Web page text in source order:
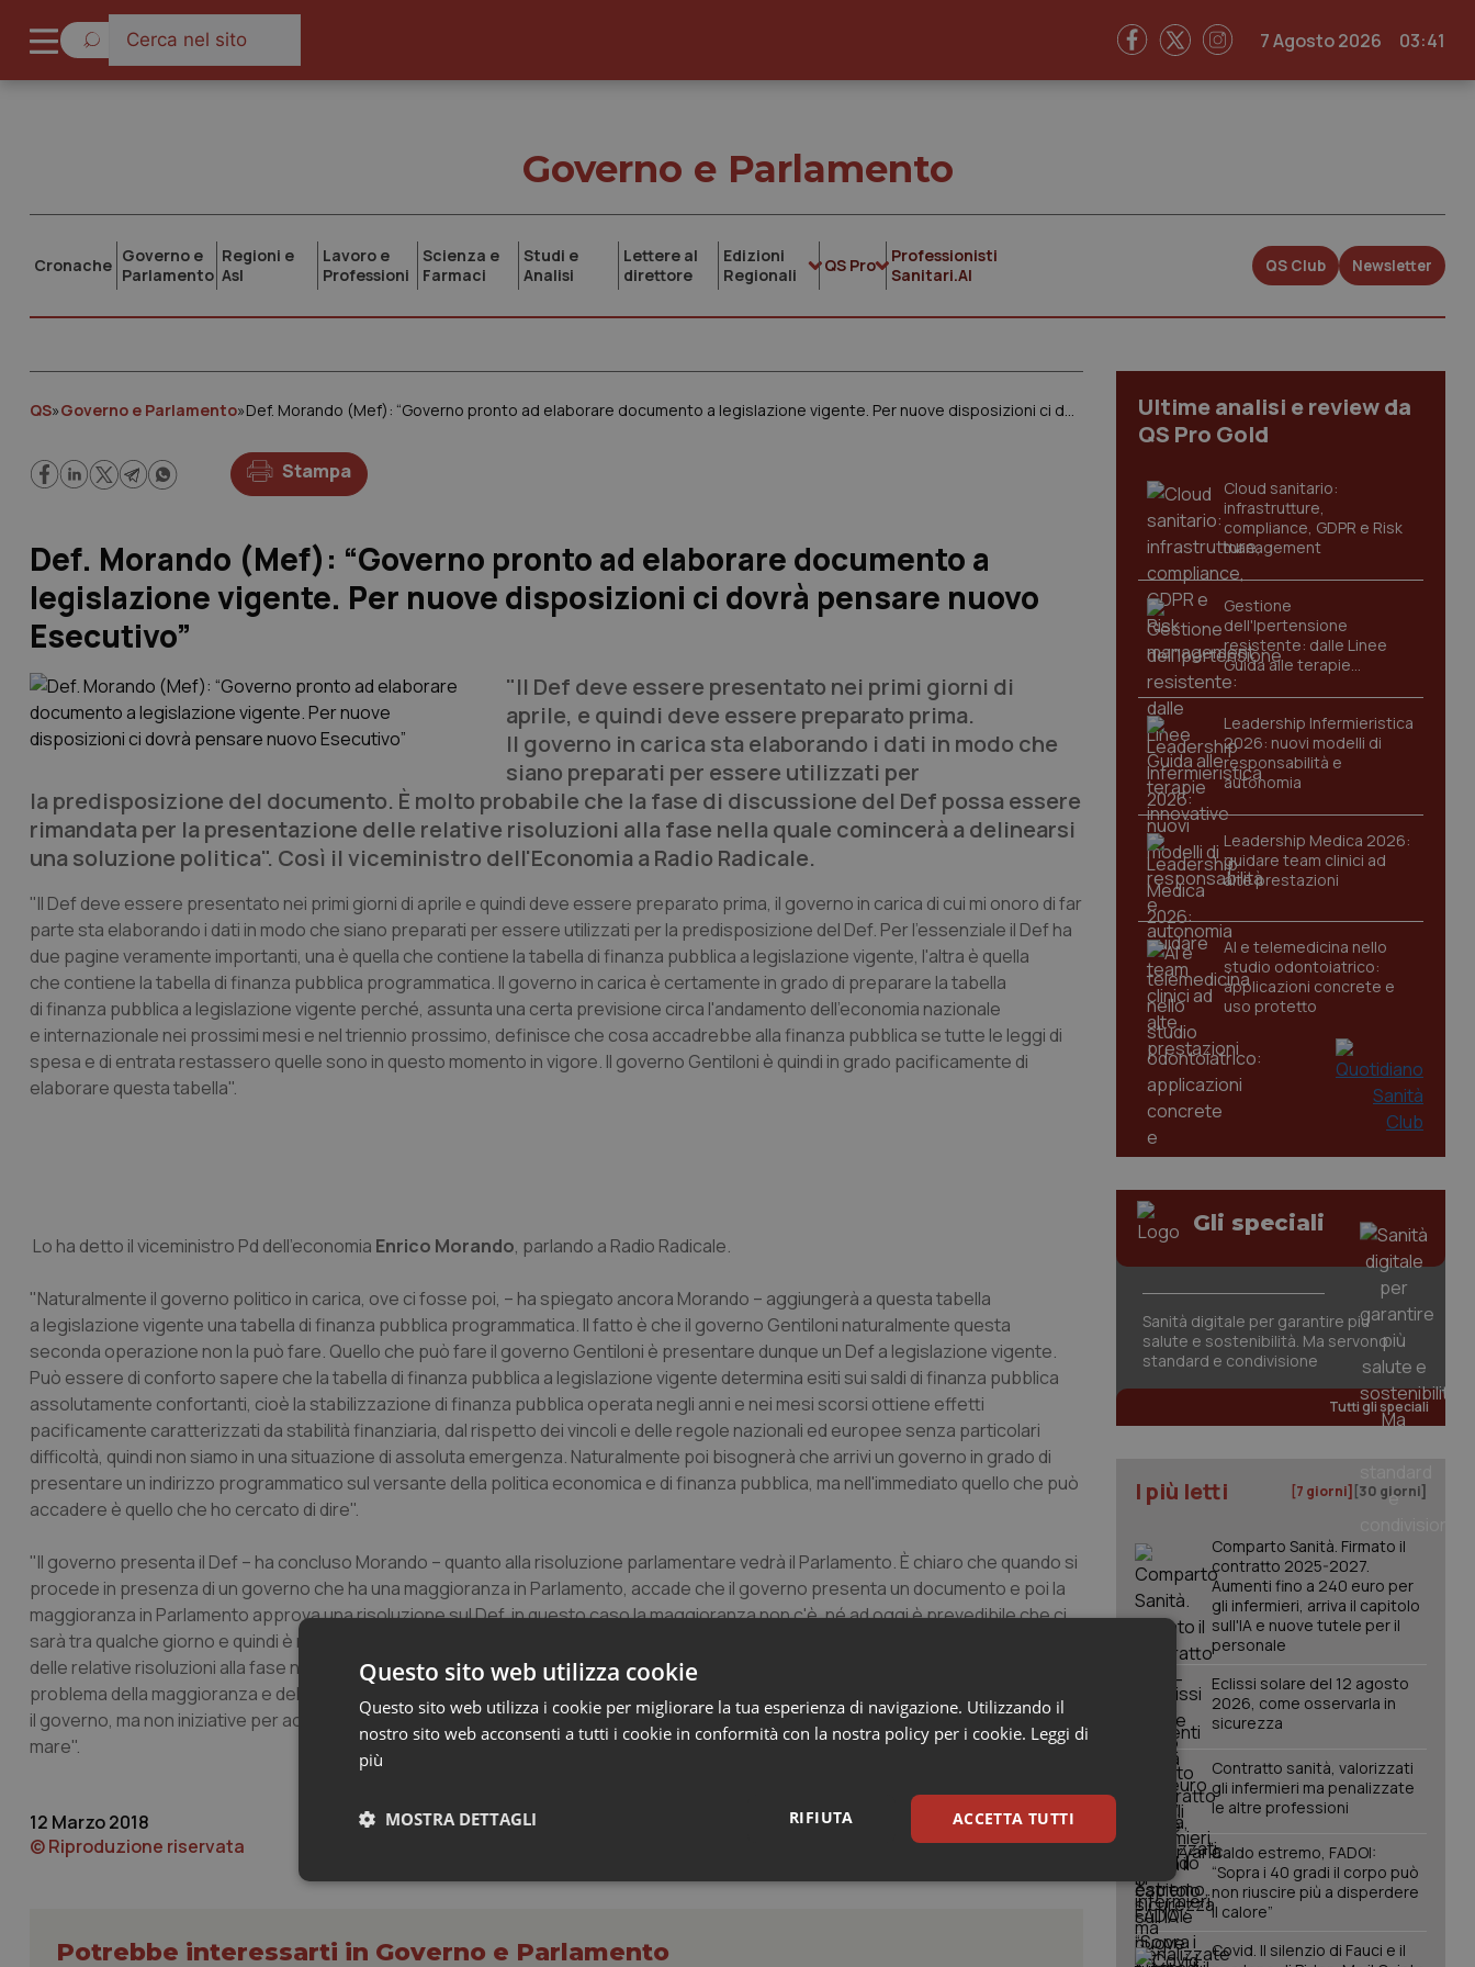
7 Agosto 2026 03:41
Governo e Parlamento
Cronache Governo e
Parlamento
Regioni e
Asl
Lavoro e
Professioni
Scienza e
Farmaci
Studi e
Analisi
Lettere al
direttore
Edizioni
Regionali
QS Pro
Professionisti
Sanitari.AI
QS Club Newsletter
QS»Governo e Parlamento» Def. Morando (Mef): “Governo pronto ad elaborare documento a legislazione vigente. Per nuove disposizioni ci dovrà pensare nuovo Esecutivo”
Stampa
Def. Morando (Mef): “Governo pronto ad elaborare documento a
legislazione vigente. Per nuove disposizioni ci dovrà pensare nuovo
Esecutivo”
"Il Def deve essere presentato nei primi giorni di
aprile, e quindi deve essere preparato prima.
Il governo in carica sta elaborando i dati in modo che
siano preparati per essere utilizzati per
la predisposizione del documento. È molto probabile che la fase di discussione del Def possa essere
rimandata per la presentazione delle relative risoluzioni alla fase nella quale comincerà a delinearsi
una soluzione politica". Così il viceministro dell'Economia a Radio Radicale.
"Il Def deve essere presentato nei primi giorni di aprile e quindi deve essere preparato prima, il governo in carica di cui mi onoro di far
parte sta elaborando i dati in modo che siano preparati per essere utilizzati per la predisposizione del Def. Per l'essenziale il Def ha
due pagine veramente importanti, una è quella che contiene la tabella di finanza pubblica a legislazione vigente, l'altra è quella
che contiene la tabella di finanza pubblica programmatica. Il governo in carica è certamente in grado di preparare la tabella
di finanza pubblica a legislazione vigente perché, assunta una certa previsione circa l'andamento dell'economia nazionale
e internazionale nei prossimi mesi e nel triennio prossimo, definisce che cosa accadrebbe alla finanza pubblica se tutte le leggi di
spesa e di entrata restassero quelle sono in questo momento in vigore. Il governo Gentiloni è quindi in grado pacificamente di
elaborare questa tabella".
Lo ha detto il viceministro Pd dell'economia Enrico Morando, parlando a Radio Radicale.
"Naturalmente il governo politico in carica, ove ci fosse poi, – ha spiegato ancora Morando – aggiungerà a questa tabella
a legislazione vigente una tabella di finanza pubblica programmatica. Il fatto è che il governo Gentiloni naturalmente questa
seconda operazione non la può fare. Quello che può fare il governo Gentiloni è presentare dunque un Def a legislazione vigente.
Può essere di conforto sapere che la tabella di finanza pubblica a legislazione vigente determina esiti sui saldi di finanza pubblica
assolutamente confortanti, cioè la stabilizzazione di finanza pubblica operata negli anni e nei mesi scorsi ottiene effetti
pacificamente caratterizzati da stabilità finanziaria, dal rispetto dei vincoli e delle regole nazionali ed europee senza particolari
difficoltà, quindi non siamo in una situazione di assoluta emergenza. Naturalmente poi bisognerà che arrivi un governo in grado di
presentare un indirizzo programmatico sul versante della politica economica e di finanza pubblica, ma nell'immediato quello che può
accadere è quello che ho cercato di dire".
"Il governo presenta il Def – ha concluso Morando – quanto alla risoluzione parlamentare vedrà il Parlamento. È chiaro che quando si
procede in presenza di un governo che ha una maggioranza in Parlamento, accade che il governo presenta un documento e poi la
maggioranza in Parlamento approva una risoluzione sul Def, in questo caso la maggioranza non c'è, né ad oggi è prevedibile che ci
sarà tra qualche giorno e quindi è molto probabile che la fase di discussione del Def possa essere rimandata per la presentazione
delle relative risoluzioni alla fase nella quale comincerà a delinearsi una soluzione politica, sempre che questa soluzione politica del
problema della maggioranza e del governo, sia alle porte. Per ora vedo solo proclami del tipo noi siamo in vincitori, noi dobbiamo fare
il governo, ma non iniziative per acquisire e determinare effettivamente le condizioni per formarlo, per ora le cose sono molto in alto
mare".
12 Marzo 2018
© Riproduzione riservata
Potrebbe interessarti in Governo e Parlamento
Ultime analisi e review da
QS Pro Gold
Cloud sanitario:
infrastrutture,
compliance, GDPR e Risk
management
Gestione
dell'Ipertensione
resistente: dalle Linee
Guida alle terapie
innovative
Leadership Infermieristica
2026: nuovi modelli di
responsabilità e
autonomia
Leadership Medica 2026:
guidare team clinici ad
alte prestazioni
AI e telemedicina nello
studio odontoiatrico:
applicazioni concrete e
uso protetto
Gli speciali
Sanità digitale per garantire più
salute e sostenibilità. Ma servono
standard e condivisione
Tutti gli speciali
I più letti [7 giorni] [30 giorni]
Comparto Sanità. Firmato il
contratto 2025-2027.
Aumenti fino a 240 euro per
gli infermieri, arriva il capitolo
sull'IA e nuove tutele per il
personale
Eclissi solare del 12 agosto
2026, come osservarla in
sicurezza
Contratto sanità, valorizzati
gli infermieri ma penalizzate
le altre professioni
Caldo estremo, FADOI:
“Sopra i 40 gradi il corpo può
non riuscire più a disperdere
il calore”
Covid. Il silenzio di Fauci e il
Questo sito web utilizza cookie
Questo sito web utilizza i cookie per migliorare la tua esperienza di navigazione. Utilizzando il
nostro sito web acconsenti a tutti i cookie in conformità con la nostra policy per i cookie. Leggi di
più
ACCETTA TUTTI
RIFIUTA
MOSTRA DETTAGLI
Necessari Statistici Marketing